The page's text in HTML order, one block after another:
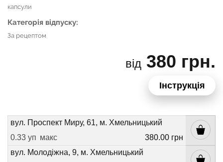
капсули
Категорія відпуску:
За рецептом
від 380 грн.
Інструкція
вул. Проспект Миру, 61, м. Хмельницький
0.33 уп макс
380.00 грн
вул. Молодіжна, 9, м. Хмельницький